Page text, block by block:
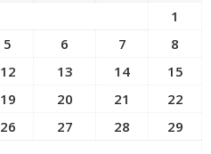
1
5 6 7
8
12 13 14
15
19 20 21
22
26 27 28
29